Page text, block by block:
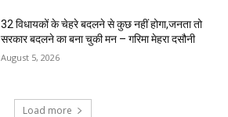
32 विधायकों के चेहरे बदलने से कुछ नहीं होगा,जनता तो
सरकार बदलने का बना चुकी मन – गरिमा मेहरा दसौनी
August 5, 2026
Load more